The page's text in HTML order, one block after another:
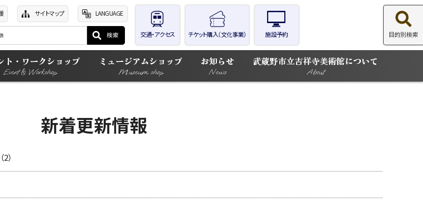
サイトマップ LANGUAGE
交通・アクセス チケット購入（文化事業） 施設予約 目的別検索
ト・ワークショップ
Event & Workshop
ミュージアムショップ
Museum shop
お知らせ
News
武蔵野市立吉祥寺美術館について
About
新着更新情報
）